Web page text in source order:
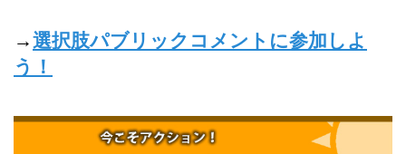
→選択肢パブリックコメントに参加しよ
う！